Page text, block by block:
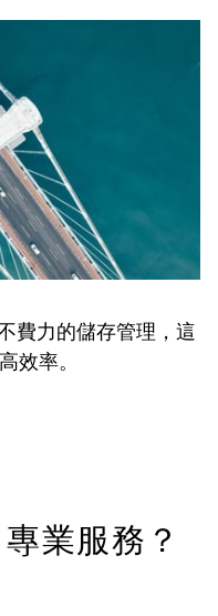
費力的儲存管理，這
效率。
業服務？